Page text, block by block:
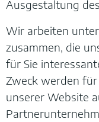
Ausgestaltung
Wir arbeiten
zusammen, die
für Sie
Zweck werden für
unserer Website